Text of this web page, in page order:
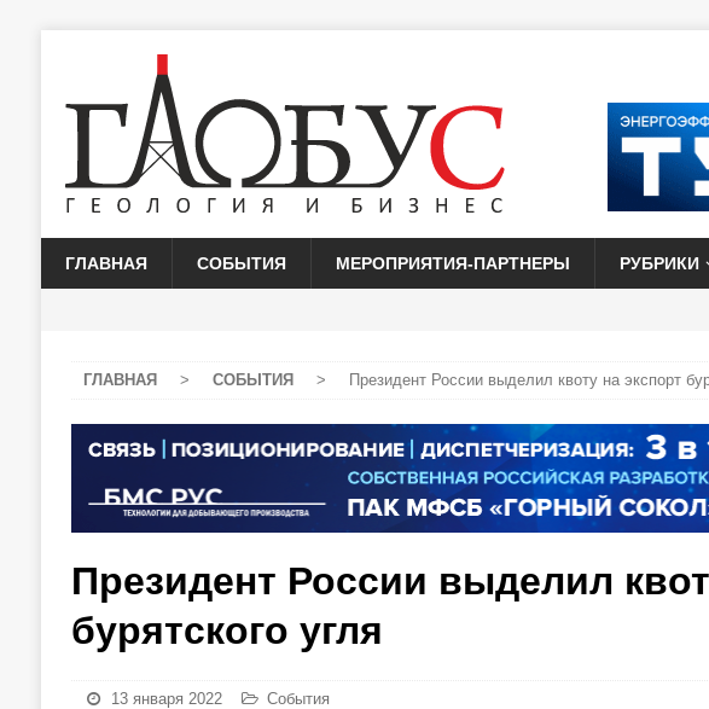
ГЛАВНАЯ СОБЫТИЯ МЕРОПРИЯТИЯ-ПАРТНЕРЫ РУБРИКИ
ГЛАВНАЯ > СОБЫТИЯ > Президент России выделил квоту на экспорт
Президент России выделил
бурятского угля
13 января 2022 События